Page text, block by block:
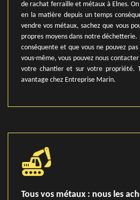
de rachat ferraille et métaux à Elnes.
en la matière depuis un temps
vendre vos métaux, sachez que vous
propres moyens dans notre déchetterie.
conséquente et que vous ne pouvez
vous-même, vous pouvez nous
votre chantier et sur votre propriété.
avantage chez Entreprise Marin.
Tous vos métaux : nous les